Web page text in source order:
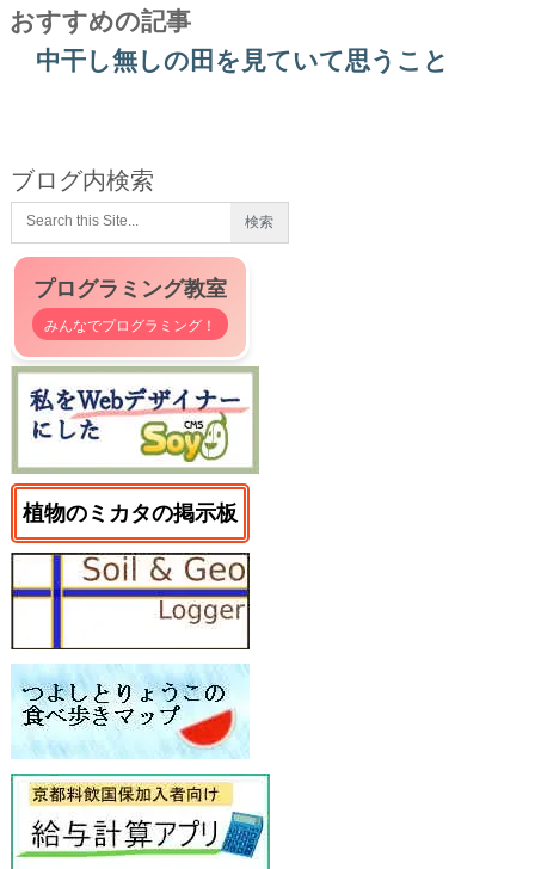
おすすめの記事
中干し無しの田を見ていて思うこと
ブログ内検索
プログラミング教室
みんなでプログラミング！
植物のミカタの掲示板